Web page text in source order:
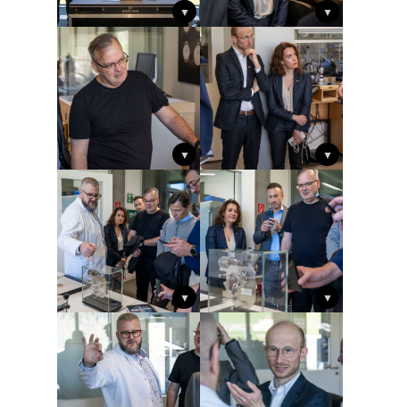
▼ ▼
▼ ▼
▼ ▼